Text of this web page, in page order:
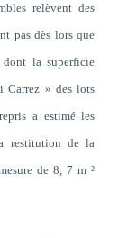
relèvent des
pas dès lors que
la superficie
Carrez » des lots
a estimé les
restitution de la
de 8, 7 m ²